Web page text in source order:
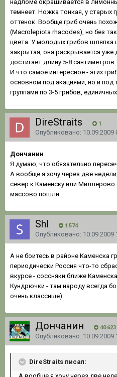
надломе окрашивается в
темнеет. Ножка тонкая, у старых
оттенок. Вообще гриб очень
(Macrolepiota rhacodes), но без
цвета. У молодых грибов
закрытая, она раскрывается
достигает длину 5-8 сантиметров.
И что самое интересное - этих
основном под акациями, но и под
группами по 3-5 грибов,
DireStraits 1
Опубликовано: 10.09.2009
Дончанин
Я думаю, что обязательно
А вообще я хочу через две
север к Каменску или
массово пошли....
Shl 1 574
Опубликовано: 10.09.2009
А не боитесь в районе Каменска
периодически Россия что-то
вкурсе - соссняки ближе
Кундрючки - там народу всегда
очень классные).
Дончанин 40 623
Опубликовано: 10.09.2009
DireStraits писал: